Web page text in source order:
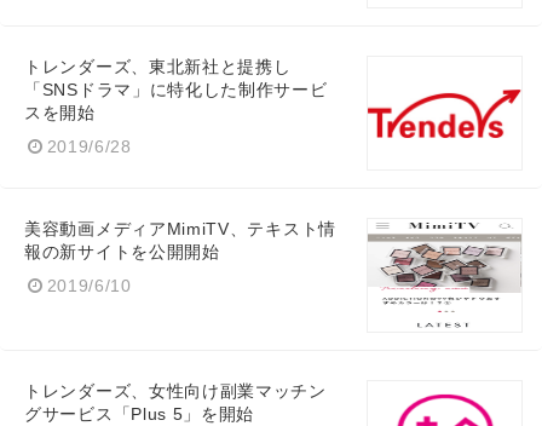
トレンダーズ、東北新社と提携し
「SNSドラマ」に特化した制作サービ
スを開始
2019/6/28
美容動画メディアMimiTV、テキスト情
報の新サイトを公開開始
2019/6/10
トレンダーズ、女性向け副業マッチン
グサービス「Plus 5」を開始